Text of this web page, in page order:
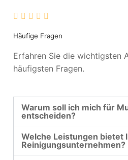
Häufige Fragen
Erfahren Sie die wichtigsten
häufigsten Fragen.
Warum soll ich mich für
entscheiden?
Welche Leistungen bietet
Reinigungsunternehmen?